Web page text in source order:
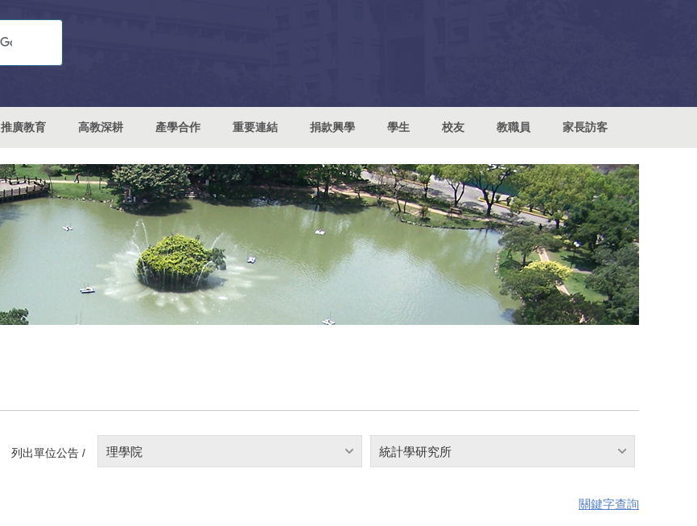
推廣教育 高教深耕 產學合作 重要連結 捐款興學 學生 校友 教職員 家長訪客
列出單位公告 / 理學院 統計學研究所
關鍵字查詢